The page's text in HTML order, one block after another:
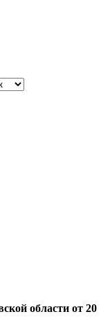
области от 20